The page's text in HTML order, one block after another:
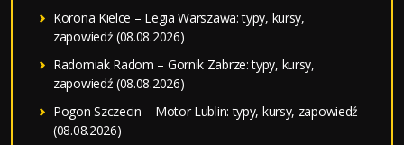
Korona Kielce – Legia Warszawa: typy, kursy,
zapowiedź (08.08.2026)
Radomiak Radom – Gornik Zabrze: typy, kursy,
zapowiedź (08.08.2026)
Pogon Szczecin – Motor Lublin: typy, kursy, zapowiedź
(08.08.2026)